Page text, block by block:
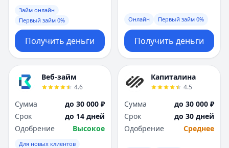
Займ онлайн
Первый займ 0%
Получить деньги
Онлайн Первый займ 0%
Получить деньги
Веб-займ
4.6
Сумма
до 30 000 ₽
Срок
до 14 дней
Одобрение
Высокое
Для новых клиентов
Капиталина
4.5
Сумма
до 30 000 ₽
Срок
до 30 дней
Одобрение
Среднее